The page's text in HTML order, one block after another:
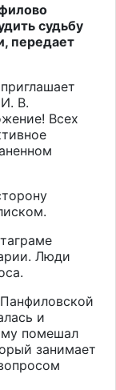
судьбу
передает
В.
Всех
Люди
и
помешал
занимает